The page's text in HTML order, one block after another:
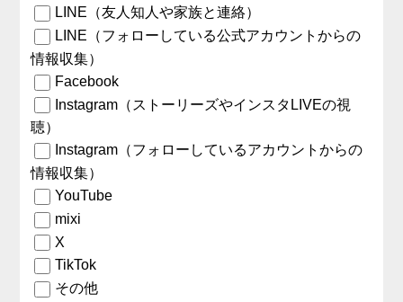
LINE（友人知人や家族と連絡）
LINE（フォローしている公式アカウントからの
情報収集）
Facebook
Instagram（ストーリーズやインスタLIVEの視
聴）
Instagram（フォローしているアカウントからの
情報収集）
YouTube
mixi
X
TikTok
その他